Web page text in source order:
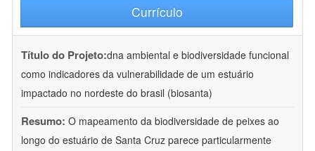
Currículo
Título do Projeto:dna ambiental e biodiversidade funcional
como indicadores da vulnerabilidade de um estuário
impactado no nordeste do brasil (biosanta)
Resumo: O mapeamento da biodiversidade de peixes ao
longo do estuário de Santa Cruz parece particularmente